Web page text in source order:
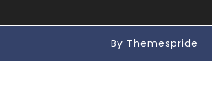
By Themespride